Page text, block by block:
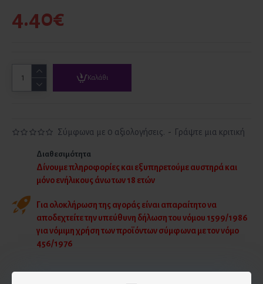
Σύμφωνα με 0 αξιολογήσεις. - Γράψτε μια κριτική
4.40€
Καλάθι
Διαθεσιμότητα
Δίνουμε πληροφορίες και εξυπηρετούμε αυστηρά και
μόνο ενήλικους άνω των 18 ετών
Για ολοκλήρωση της αγοράς είναι απαραίτητο να
αποδεχτείτε την υπεύθυνη δήλωση του νόμου 1599/1986
για νόμιμη χρήση των προϊόντων σύμφωνα με τον νόμο
456/1976